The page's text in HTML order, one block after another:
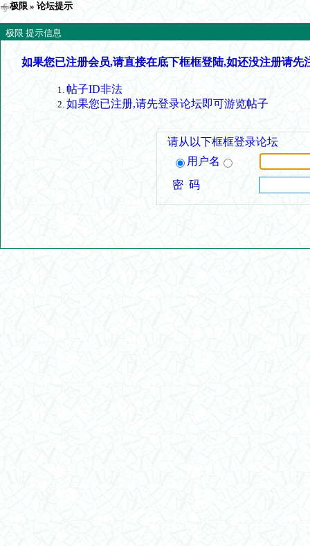
极限 » 论坛提示
极限 提示信息
如果您已注册会员,请直接在底下框框登陆,如还没注册请先
帖子ID非法
如果您已注册,请先登录论坛即可游览帖子
请从以下框框登录论坛
用户名
密 码